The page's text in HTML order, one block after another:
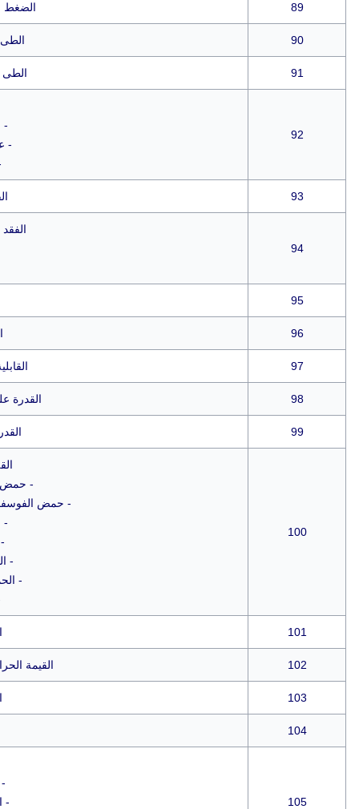
89 الضغط
90
91 الطى
92
-
-
93
94
95
96
97
98 القدرة
99
100
- حمض
- حمض
-
-
-
101
102 القيمة
103
104
105
-
-